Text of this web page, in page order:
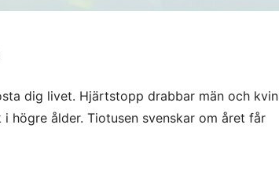
dig livet. Hjärtstopp drabbar män och
högre ålder. Tiotusen svenskar om året får